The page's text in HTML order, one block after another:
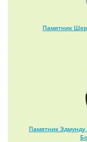
Памятник
Памятник Эдмунду